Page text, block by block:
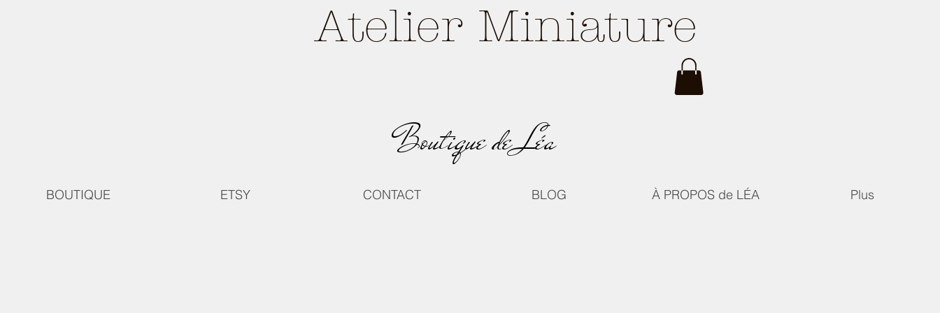
Atelier Miniature
Boutique de Léa
BOUTIQUE ETSY CONTACT BLOG À PROPOS de LÉA Plus